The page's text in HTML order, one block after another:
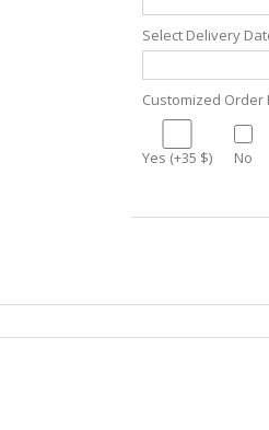
Select Delivery
Customized Order
Yes (+35 $) No